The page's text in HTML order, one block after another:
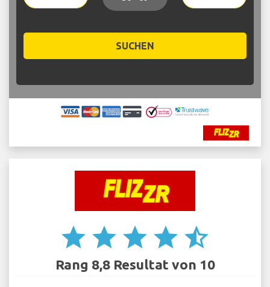
SUCHEN
star star star star star_half
Rang 8,8 Resultat von 10